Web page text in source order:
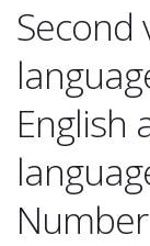
Second
English